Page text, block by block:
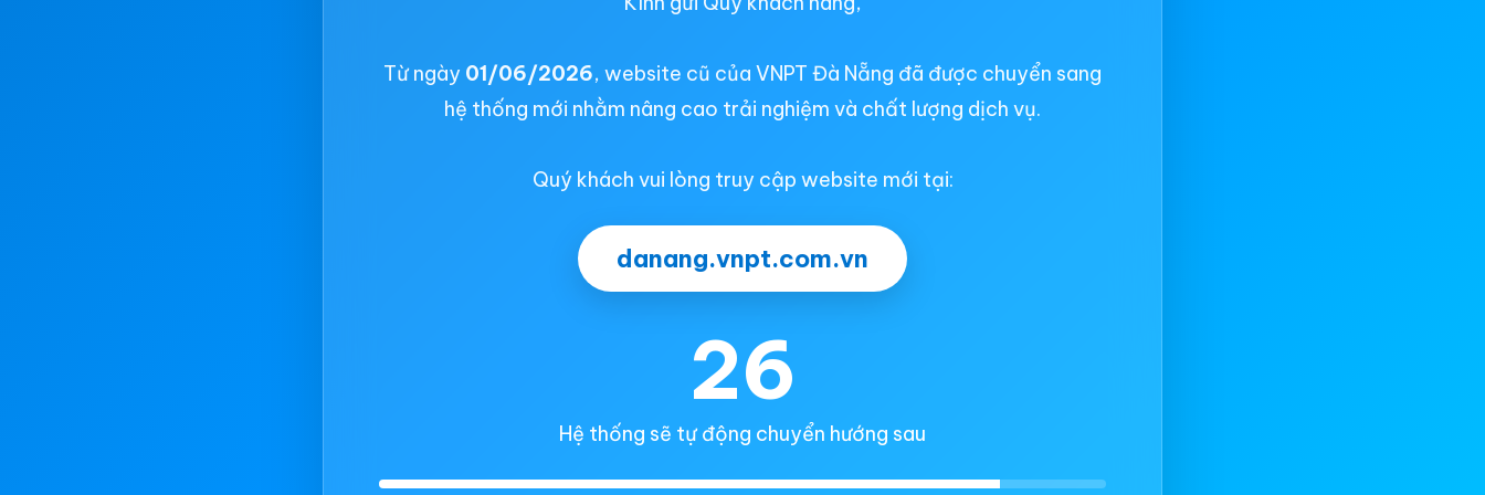
Từ ngày 01/06/2026, website cũ của VNPT Đà Nẵng đã được chuyển sang
hệ thống mới nhằm nâng cao trải nghiệm và chất lượng dịch vụ.
Quý khách vui lòng truy cập website mới tại:
danang.vnpt.com.vn
26
Hệ thống sẽ tự động chuyển hướng sau